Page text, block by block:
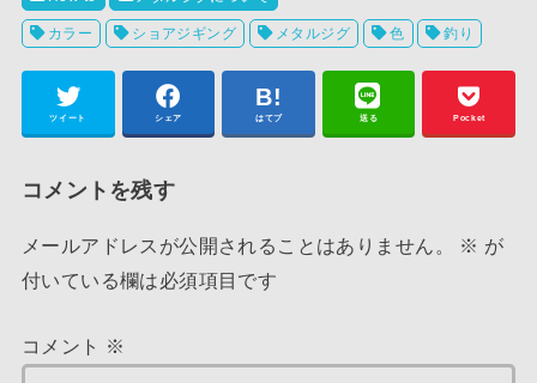
カラー ショアジギング メタルジグ 色 釣り
ツイート シェア はてブ 送る Pocket
コメントを残す
メールアドレスが公開されることはありません。 ※ が
付いている欄は必須項目です
コメント ※